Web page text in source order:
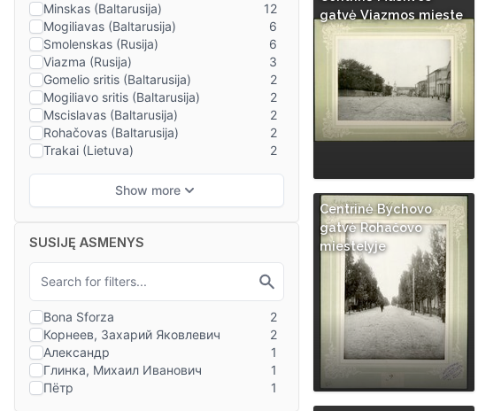
SUSIJĘ ASMENYS
gatvė Viazmos mieste
Centrinė Bychovo
gatvė Rohačovo
miestelyje